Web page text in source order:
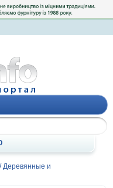
/ Деревянные и